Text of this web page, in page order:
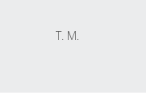
T. M.